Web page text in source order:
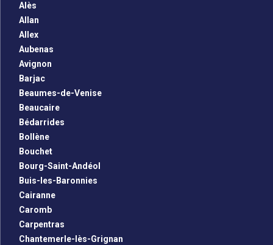
Alès
Allan
Allex
Aubenas
Avignon
Barjac
Beaumes-de-Venise
Beaucaire
Bédarrides
Bollène
Bouchet
Bourg-Saint-Andéol
Buis-les-Baronnies
Cairanne
Caromb
Carpentras
Chantemerle-lès-Grignan